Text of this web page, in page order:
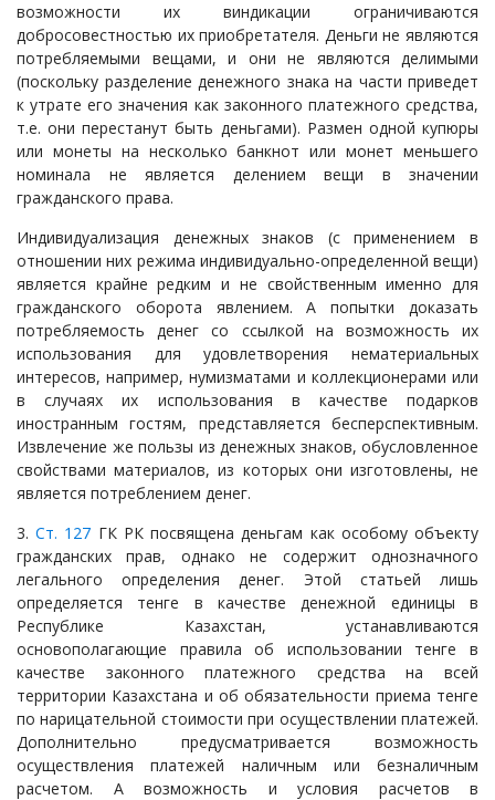
возможности их виндикации ограничиваются
добросовестностью их приобретателя. Деньги не являются
потребляемыми вещами, и они не являются делимыми
(поскольку разделение денежного знака на части приведет
к утрате его значения как законного платежного средства,
т.е. они перестанут быть деньгами). Размен одной купюры
или монеты на несколько банкнот или монет меньшего
номинала не является делением вещи в значении
гражданского права.
Индивидуализация денежных знаков (с применением в
отношении них режима индивидуально-определенной вещи)
является крайне редким и не свойственным именно для
гражданского оборота явлением. А попытки доказать
потребляемость денег со ссылкой на возможность их
использования для удовлетворения нематериальных
интересов, например, нумизматами и коллекционерами или
в случаях их использования в качестве подарков
иностранным гостям, представляется бесперспективным.
Извлечение же пользы из денежных знаков, обусловленное
свойствами материалов, из которых они изготовлены, не
является потреблением денег.
3.Ст. 127 ГК РК посвящена деньгам как особому объекту
гражданских прав, однако не содержит однозначного
легального определения денег. Этой статьей лишь
определяется тенге в качестве денежной единицы в
Республике Казахстан, устанавливаются
основополагающие правила об использовании тенге в
качестве законного платежного средства на всей
территории Казахстана и об обязательности приема тенге
по нарицательной стоимости при осуществлении платежей.
Дополнительно предусматривается возможность
осуществления платежей наличным или безналичным
расчетом. А возможность и условия расчетов в